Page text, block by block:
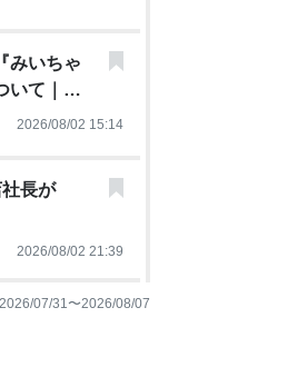
みいちゃ
いて｜黒
2026/08/02 15:14
長が
2026/08/02 21:39
2026/07/31 〜2026/08/07